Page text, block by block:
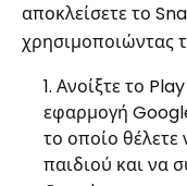
αποκλείσετε το
χρησιμοποιώντας
Ανοίξτε το
εφαρμογή
το οποίο θέλετε
παιδιού και να